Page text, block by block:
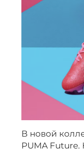
В новой
PUMA